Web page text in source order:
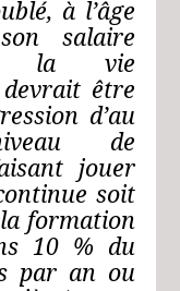
à l’âge
salaire
la vie
être
d’au
de
jouer
soit
formation
10 % du
par an ou